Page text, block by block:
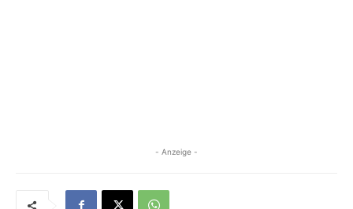
- Anzeige -